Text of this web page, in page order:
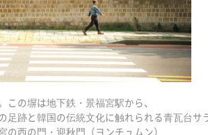
この塀は地下鉄・景福宮駅から、
足跡と韓国の伝統文化に触れられる青瓦台